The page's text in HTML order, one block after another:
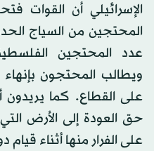
الإسرائيلي أن القوات
المحتجين من السياج
عدد المحتجين
ويطالب المحتجون بإنهاء
على القطاع. كما يريدون
حق العودة إلى الأرض
على الفرار منها أثناء قيام